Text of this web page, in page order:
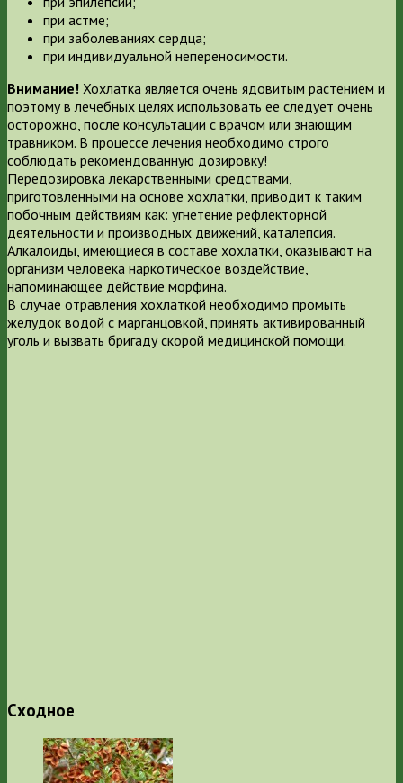
при астме;
при заболеваниях сердца;
при индивидуальной непереносимости.
Внимание! Хохлатка является очень ядовитым растением и
поэтому в лечебных целях использовать ее следует очень
осторожно, после консультации с врачом или знающим
травником. В процессе лечения необходимо строго
соблюдать рекомендованную дозировку!
Передозировка лекарственными средствами,
приготовленными на основе хохлатки, приводит к таким
побочным действиям как: угнетение рефлекторной
деятельности и производных движений, каталепсия.
Алкалоиды, имеющиеся в составе хохлатки, оказывают на
организм человека наркотическое воздействие,
напоминающее действие морфина.
В случае отравления хохлаткой необходимо промыть
желудок водой с марганцовкой, принять активированный
уголь и вызвать бригаду скорой медицинской помощи.
Сходное